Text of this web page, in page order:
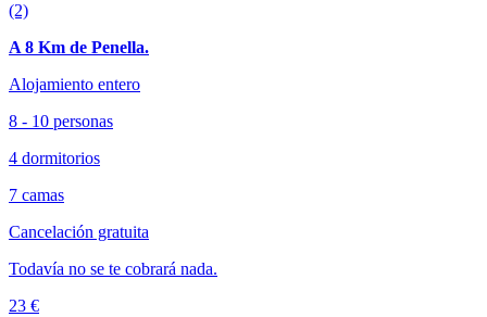
(2)
A 8 Km de Penella.
Alojamiento entero
8 - 10 personas
4 dormitorios
7 camas
Cancelación gratuita
Todavía no se te cobrará nada.
23 €